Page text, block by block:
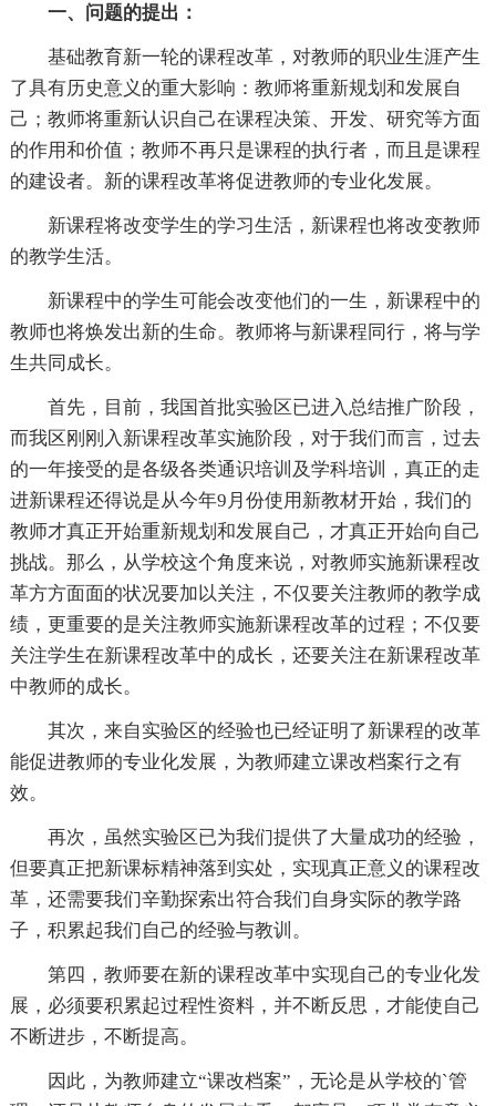
一、问题的提出：
基础教育新一轮的课程改革，对教师的职业生涯产生
了具有历史意义的重大影响：教师将重新规划和发展自
己；教师将重新认识自己在课程决策、开发、研究等方面
的作用和价值；教师不再只是课程的执行者，而且是课程
的建设者。新的课程改革将促进教师的专业化发展。
新课程将改变学生的学习生活，新课程也将改变教师
的教学生活。
新课程中的学生可能会改变他们的一生，新课程中的
教师也将焕发出新的生命。教师将与新课程同行，将与学
生共同成长。
首先，目前，我国首批实验区已进入总结推广阶段，
而我区刚刚入新课程改革实施阶段，对于我们而言，过去
的一年接受的是各级各类通识培训及学科培训，真正的走
进新课程还得说是从今年9月份使用新教材开始，我们的
教师才真正开始重新规划和发展自己，才真正开始向自己
挑战。那么，从学校这个角度来说，对教师实施新课程改
革方方面面的状况要加以关注，不仅要关注教师的教学成
绩，更重要的是关注教师实施新课程改革的过程；不仅要
关注学生在新课程改革中的成长，还要关注在新课程改革
中教师的成长。
其次，来自实验区的经验也已经证明了新课程的改革
能促进教师的专业化发展，为教师建立课改档案行之有
效。
再次，虽然实验区已为我们提供了大量成功的经验，
但要真正把新课标精神落到实处，实现真正意义的课程改
革，还需要我们辛勤探索出符合我们自身实际的教学路
子，积累起我们自己的经验与教训。
第四，教师要在新的课程改革中实现自己的专业化发
展，必须要积累起过程性资料，并不断反思，才能使自己
不断进步，不断提高。
因此，为教师建立“课改档案”，无论是从学校的`管